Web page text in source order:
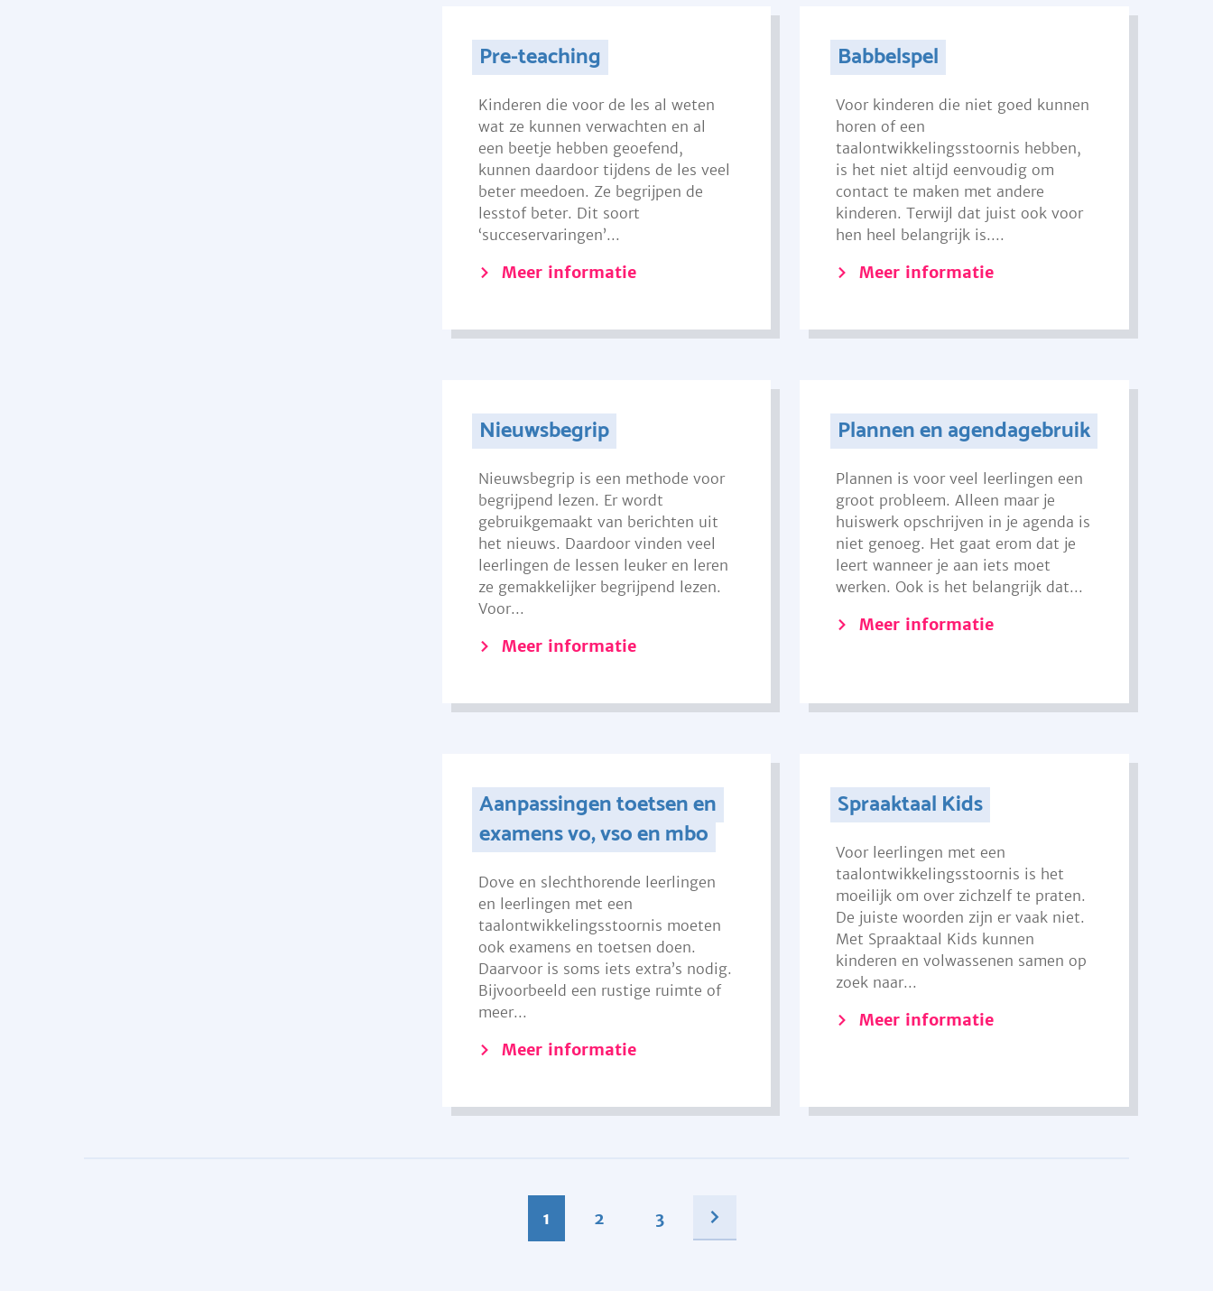
Pre-teaching
Kinderen die voor de les al weten
wat ze kunnen verwachten en al
een beetje hebben geoefend,
kunnen daardoor tijdens de les veel
beter meedoen. Ze begrijpen de
lesstof beter. Dit soort
‘succeservaringen’...
Meer informatie
Babbelspel
Voor kinderen die niet goed kunnen
horen of een
taalontwikkelingsstoornis hebben,
is het niet altijd eenvoudig om
contact te maken met andere
kinderen. Terwijl dat juist ook voor
hen heel belangrijk is....
Meer informatie
Nieuwsbegrip
Nieuwsbegrip is een methode voor
begrijpend lezen. Er wordt
gebruikgemaakt van berichten uit
het nieuws. Daardoor vinden veel
leerlingen de lessen leuker en leren
ze gemakkelijker begrijpend lezen.
Voor...
Meer informatie
Plannen en agendagebruik
Plannen is voor veel leerlingen een
groot probleem. Alleen maar je
huiswerk opschrijven in je agenda is
niet genoeg. Het gaat erom dat je
leert wanneer je aan iets moet
werken. Ook is het belangrijk dat...
Meer informatie
Aanpassingen toetsen en
examens vo, vso en mbo
Dove en slechthorende leerlingen
en leerlingen met een
taalontwikkelingsstoornis moeten
ook examens en toetsen doen.
Daarvoor is soms iets extra’s nodig.
Bijvoorbeeld een rustige ruimte of
meer...
Meer informatie
Spraaktaal Kids
Voor leerlingen met een
taalontwikkelingsstoornis is het
moeilijk om over zichzelf te praten.
De juiste woorden zijn er vaak niet.
Met Spraaktaal Kids kunnen
kinderen en volwassenen samen op
zoek naar...
Meer informatie
1 2 3